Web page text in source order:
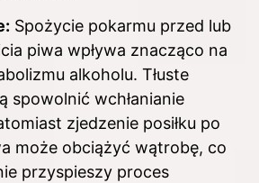
Spożycie pokarmu przed lub
piwa wpływa znacząco na
alkoholu. Tłuste
spowolnić wchłanianie
zjedzenie posiłku po
może obciążyć wątrobę, co
przyspieszy proces